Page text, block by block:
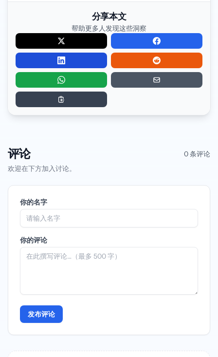
分享本文
帮助更多人发现这些洞察
评论
0 条评论
欢迎在下方加入讨论。
你的名字
你的评论
发布评论